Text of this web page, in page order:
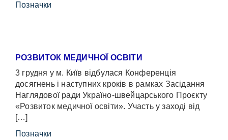
Позначки
РОЗВИТОК МЕДИЧНОЇ ОСВІТИ
3 грудня у м. Київ відбулася Конференція
досягнень і наступних кроків в рамках Засідання
Наглядової ради Україно-швейцарського Проєкту
«Розвиток медичної освіти». Участь у заході від
[…]
Позначки